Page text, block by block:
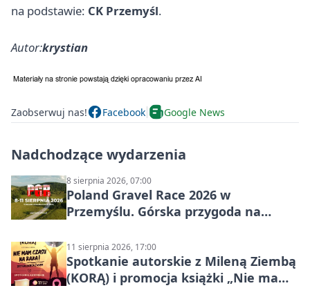
na podstawie: CK Przemyśl.
Autor:krystian
Zaobserwuj nas! Facebook Google News
Nadchodzące wydarzenia
8 sierpnia 2026, 07:00
Poland Gravel Race 2026 w
Przemyślu. Górska przygoda na
11 sierpnia 2026, 17:00
Spotkanie autorskie z Mileną Ziembą
(KORĄ) i promocja książki „Nie mam